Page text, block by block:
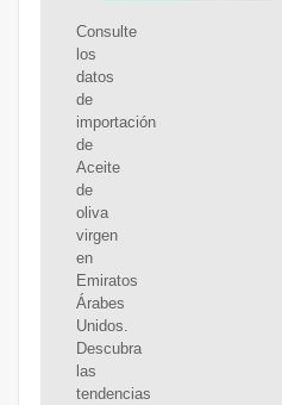
Consulte
los
datos
de
importación
de
Aceite
de
oliva
virgen
en
Emiratos
Árabes
Unidos.
Descubra
las
tendencias